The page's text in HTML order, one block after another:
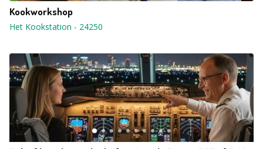
Kookworkshop
Het Kookstation - 24250